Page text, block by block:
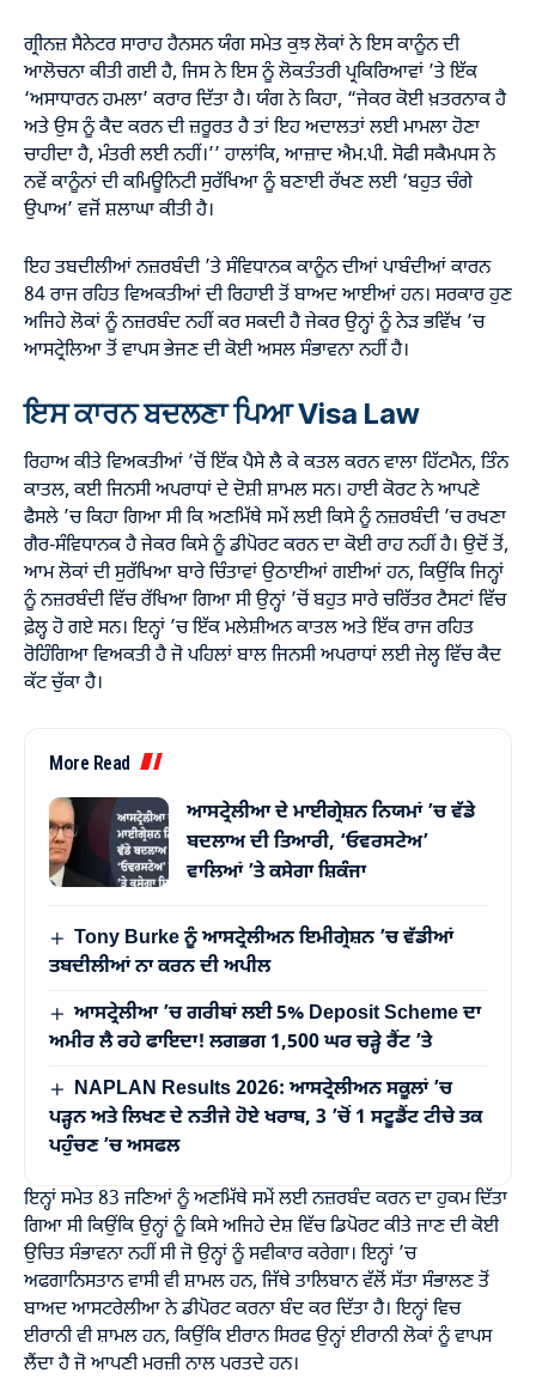
ਗ੍ਰੀਨਜ਼ ਸੈਨੇਟਰ ਸਾਰਾਹ ਹੈਨਸਨ ਯੰਗ ਸਮੇਤ ਕੁਝ ਲੋਕਾਂ ਨੇ ਇਸ ਕਾਨੂੰਨ ਦੀ
ਆਲੋਚਨਾ ਕੀਤੀ ਗਈ ਹੈ, ਜਿਸ ਨੇ ਇਸ ਨੂੰ ਲੋਕਤੰਤਰੀ ਪ੍ਰਕਿਰਿਆਵਾਂ ’ਤੇ ਇੱਕ
‘ਅਸਾਧਾਰਨ ਹਮਲਾ’ ਕਰਾਰ ਦਿੱਤਾ ਹੈ।ਯੰਗ ਨੇ ਕਿਹਾ, “ਜੇਕਰ ਕੋਈ ਖ਼ਤਰਨਾਕ ਹੈ
ਅਤੇ ਉਸ ਨੂੰ ਕੈਦ ਕਰਨ ਦੀ ਜ਼ਰੂਰਤ ਹੈ ਤਾਂ ਇਹ ਅਦਾਲਤਾਂ ਲਈ ਮਾਮਲਾ ਹੋਣਾ
ਚਾਹੀਦਾ ਹੈ, ਮੰਤਰੀ ਲਈ ਨਹੀਂ।’’ਹਾਲਾਂਕਿ, ਆਜ਼ਾਦ ਐਮ.ਪੀ. ਸੋਫੀ ਸਕੈਮਪਸ ਨੇ
ਨਵੇਂ ਕਾਨੂੰਨਾਂ ਦੀ ਕਮਿਊਨਿਟੀ ਸੁਰੱਖਿਆ ਨੂੰ ਬਣਾਈ ਰੱਖਣ ਲਈ ‘ਬਹੁਤ ਚੰਗੇ
ਉਪਾਅ’ ਵਜੋਂ ਸ਼ਲਾਘਾ ਕੀਤੀ ਹੈ।
ਇਹ ਤਬਦੀਲੀਆਂ ਨਜ਼ਰਬੰਦੀ ’ਤੇ ਸੰਵਿਧਾਨਕ ਕਾਨੂੰਨ ਦੀਆਂ ਪਾਬੰਦੀਆਂ ਕਾਰਨ
84 ਰਾਜ ਰਹਿਤ ਵਿਅਕਤੀਆਂ ਦੀ ਰਿਹਾਈ ਤੋਂ ਬਾਅਦ ਆਈਆਂ ਹਨ। ਸਰਕਾਰ ਹੁਣ
ਅਜਿਹੇ ਲੋਕਾਂ ਨੂੰ ਨਜ਼ਰਬੰਦ ਨਹੀਂ ਕਰ ਸਕਦੀ ਹੈ ਜੇਕਰ ਉਨ੍ਹਾਂ ਨੂੰ ਨੇੜ ਭਵਿੱਖ ’ਚ
ਆਸਟ੍ਰੇਲਿਆ ਤੋਂ ਵਾਪਸ ਭੇਜਣ ਦੀ ਕੋਈ ਅਸਲ ਸੰਭਾਵਨਾ ਨਹੀਂ ਹੈ।
ਇਸ ਕਾਰਨ ਬਦਲਣਾ ਪਿਆ Visa Law
ਰਿਹਾਅ ਕੀਤੇ ਵਿਅਕਤੀਆਂ ’ਚੋਂ ਇੱਕ ਪੈਸੇ ਲੈ ਕੇ ਕਤਲ ਕਰਨ ਵਾਲਾ ਹਿੱਟਮੈਨ, ਤਿੰਨ
ਕਾਤਲ, ਕਈ ਜਿਨਸੀ ਅਪਰਾਧਾਂ ਦੇ ਦੋਸ਼ੀ ਸ਼ਾਮਲ ਸਨ। ਹਾਈ ਕੋਰਟ ਨੇ ਆਪਣੇ
ਫੈਸਲੇ ’ਚ ਕਿਹਾ ਗਿਆ ਸੀ ਕਿ ਅਣਮਿੱਥੇ ਸਮੇਂ ਲਈ ਕਿਸੇ ਨੂੰ ਨਜ਼ਰਬੰਦੀ ’ਚ ਰਖਣਾ
ਗੈਰ-ਸੰਵਿਧਾਨਕ ਹੈ ਜੇਕਰ ਕਿਸੇ ਨੂੰ ਡੀਪੋਰਟ ਕਰਨ ਦਾ ਕੋਈ ਰਾਹ ਨਹੀਂ ਹੈ। ਉਦੋਂ ਤੋਂ,
ਆਮ ਲੋਕਾਂ ਦੀ ਸੁਰੱਖਿਆ ਬਾਰੇ ਚਿੰਤਾਵਾਂ ਉਠਾਈਆਂ ਗਈਆਂ ਹਨ, ਕਿਉਂਕਿ ਜਿਨ੍ਹਾਂ
ਨੂੰ ਨਜ਼ਰਬੰਦੀ ਵਿੱਚ ਰੱਖਿਆ ਗਿਆ ਸੀ ਉਨ੍ਹਾਂ ’ਚੋਂ ਬਹੁਤ ਸਾਰੇ ਚਰਿੱਤਰ ਟੈਸਟਾਂ ਵਿੱਚ
ਫ਼ੇਲ੍ਹ ਹੋ ਗਏ ਸਨ। ਇਨ੍ਹਾਂ ’ਚ ਇੱਕ ਮਲੇਸ਼ੀਅਨ ਕਾਤਲ ਅਤੇ ਇੱਕ ਰਾਜ ਰਹਿਤ
ਰੋਹਿੰਗਿਆ ਵਿਅਕਤੀ ਹੈ ਜੋ ਪਹਿਲਾਂ ਬਾਲ ਜਿਨਸੀ ਅਪਰਾਧਾਂ ਲਈ ਜੇਲ੍ਹ ਵਿੱਚ ਕੈਦ
ਕੱਟ ਚੁੱਕਾ ਹੈ।
More Read
ਆਸਟ੍ਰੇਲੀਆ ਦੇ ਮਾਈਗ੍ਰੇਸ਼ਨ ਨਿਯਮਾਂ ’ਚ ਵੱਡੇ
ਬਦਲਾਅ ਦੀ ਤਿਆਰੀ, ‘ਓਵਰਸਟੇਅ’
ਵਾਲਿਆਂ ’ਤੇ ਕਸੇਗਾ ਸ਼ਿਕੰਜਾ
Tony Burke ਨੂੰ ਆਸਟ੍ਰੇਲੀਅਨ ਇਮੀਗ੍ਰੇਸ਼ਨ ’ਚ ਵੱਡੀਆਂ
ਤਬਦੀਲੀਆਂ ਨਾ ਕਰਨ ਦੀ ਅਪੀਲ
ਆਸਟ੍ਰੇਲੀਆ ’ਚ ਗਰੀਬਾਂ ਲਈ 5% Deposit Scheme ਦਾ
ਅਮੀਰ ਲੈ ਰਹੇ ਫਾਇਦਾ! ਲਗਭਗ 1,500 ਘਰ ਚੜ੍ਹੇ ਰੈਂਟ ’ਤੇ
NAPLAN Results 2026: ਆਸਟ੍ਰੇਲੀਅਨ ਸਕੂਲਾਂ ’ਚ
ਪੜ੍ਹਨ ਅਤੇ ਲਿਖਣ ਦੇ ਨਤੀਜੇ ਹੋਏ ਖਰਾਬ, 3 ’ਚੋਂ 1 ਸਟੂਡੈਂਟ ਟੀਚੇ ਤਕ
ਪਹੁੰਚਣ ’ਚ ਅਸਫਲ
ਇਨ੍ਹਾਂ ਸਮੇਤ 83 ਜਣਿਆਂ ਨੂੰ ਅਣਮਿੱਥੇ ਸਮੇਂ ਲਈ ਨਜ਼ਰਬੰਦ ਕਰਨ ਦਾ ਹੁਕਮ ਦਿੱਤਾ
ਗਿਆ ਸੀ ਕਿਉਂਕਿ ਉਨ੍ਹਾਂ ਨੂੰ ਕਿਸੇ ਅਜਿਹੇ ਦੇਸ਼ ਵਿੱਚ ਡਿਪੋਰਟ ਕੀਤੇ ਜਾਣ ਦੀ ਕੋਈ
ਉਚਿਤ ਸੰਭਾਵਨਾ ਨਹੀਂ ਸੀ ਜੋ ਉਨ੍ਹਾਂ ਨੂੰ ਸਵੀਕਾਰ ਕਰੇਗਾ। ਇਨ੍ਹਾਂ ’ਚ
ਅਫਗਾਨਿਸਤਾਨ ਵਾਸੀ ਵੀ ਸ਼ਾਮਲ ਹਨ, ਜਿੱਥੇ ਤਾਲਿਬਾਨ ਵੱਲੋਂ ਸੱਤਾ ਸੰਭਾਲਣ ਤੋਂ
ਬਾਅਦ ਆਸਟਰੇਲੀਆ ਨੇ ਡੀਪੋਰਟ ਕਰਨਾ ਬੰਦ ਕਰ ਦਿੱਤਾ ਹੈ। ਇਨ੍ਹਾਂ ਵਿਚ
ਈਰਾਨੀ ਵੀ ਸ਼ਾਮਲ ਹਨ, ਕਿਉਂਕਿ ਈਰਾਨ ਸਿਰਫ ਉਨ੍ਹਾਂ ਈਰਾਨੀ ਲੋਕਾਂ ਨੂੰ ਵਾਪਸ
ਲੈਂਦਾ ਹੈ ਜੋ ਆਪਣੀ ਮਰਜ਼ੀ ਨਾਲ ਪਰਤਦੇ ਹਨ।